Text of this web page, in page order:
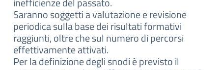
Saranno soggetti a valutazione e revisione
periodica sulla base dei risultati formativi
raggiunti, oltre che sul numero di percorsi
effettivamente attivati.
Per la definizione degli snodi è previsto il